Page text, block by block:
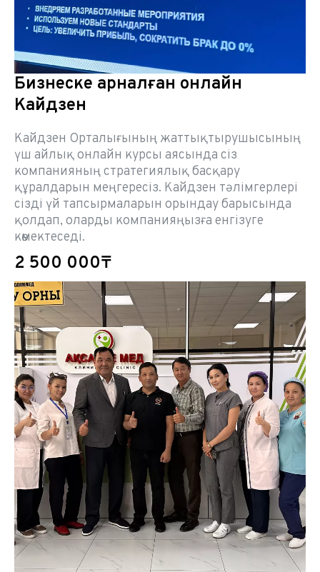
Бизнеске арналған онлайн
Кайдзен
Кайдзен Орталығының жаттықтырушысының
үш айлық онлайн курсы аясында сіз
компанияның стратегиялық басқару
құралдарын меңгересіз. Кайдзен тәлімгерлері
сізді үй тапсырмаларын орындау барысында
қолдап, оларды компанияңызға енгізуге
көмектеседі.
2 500 000₸